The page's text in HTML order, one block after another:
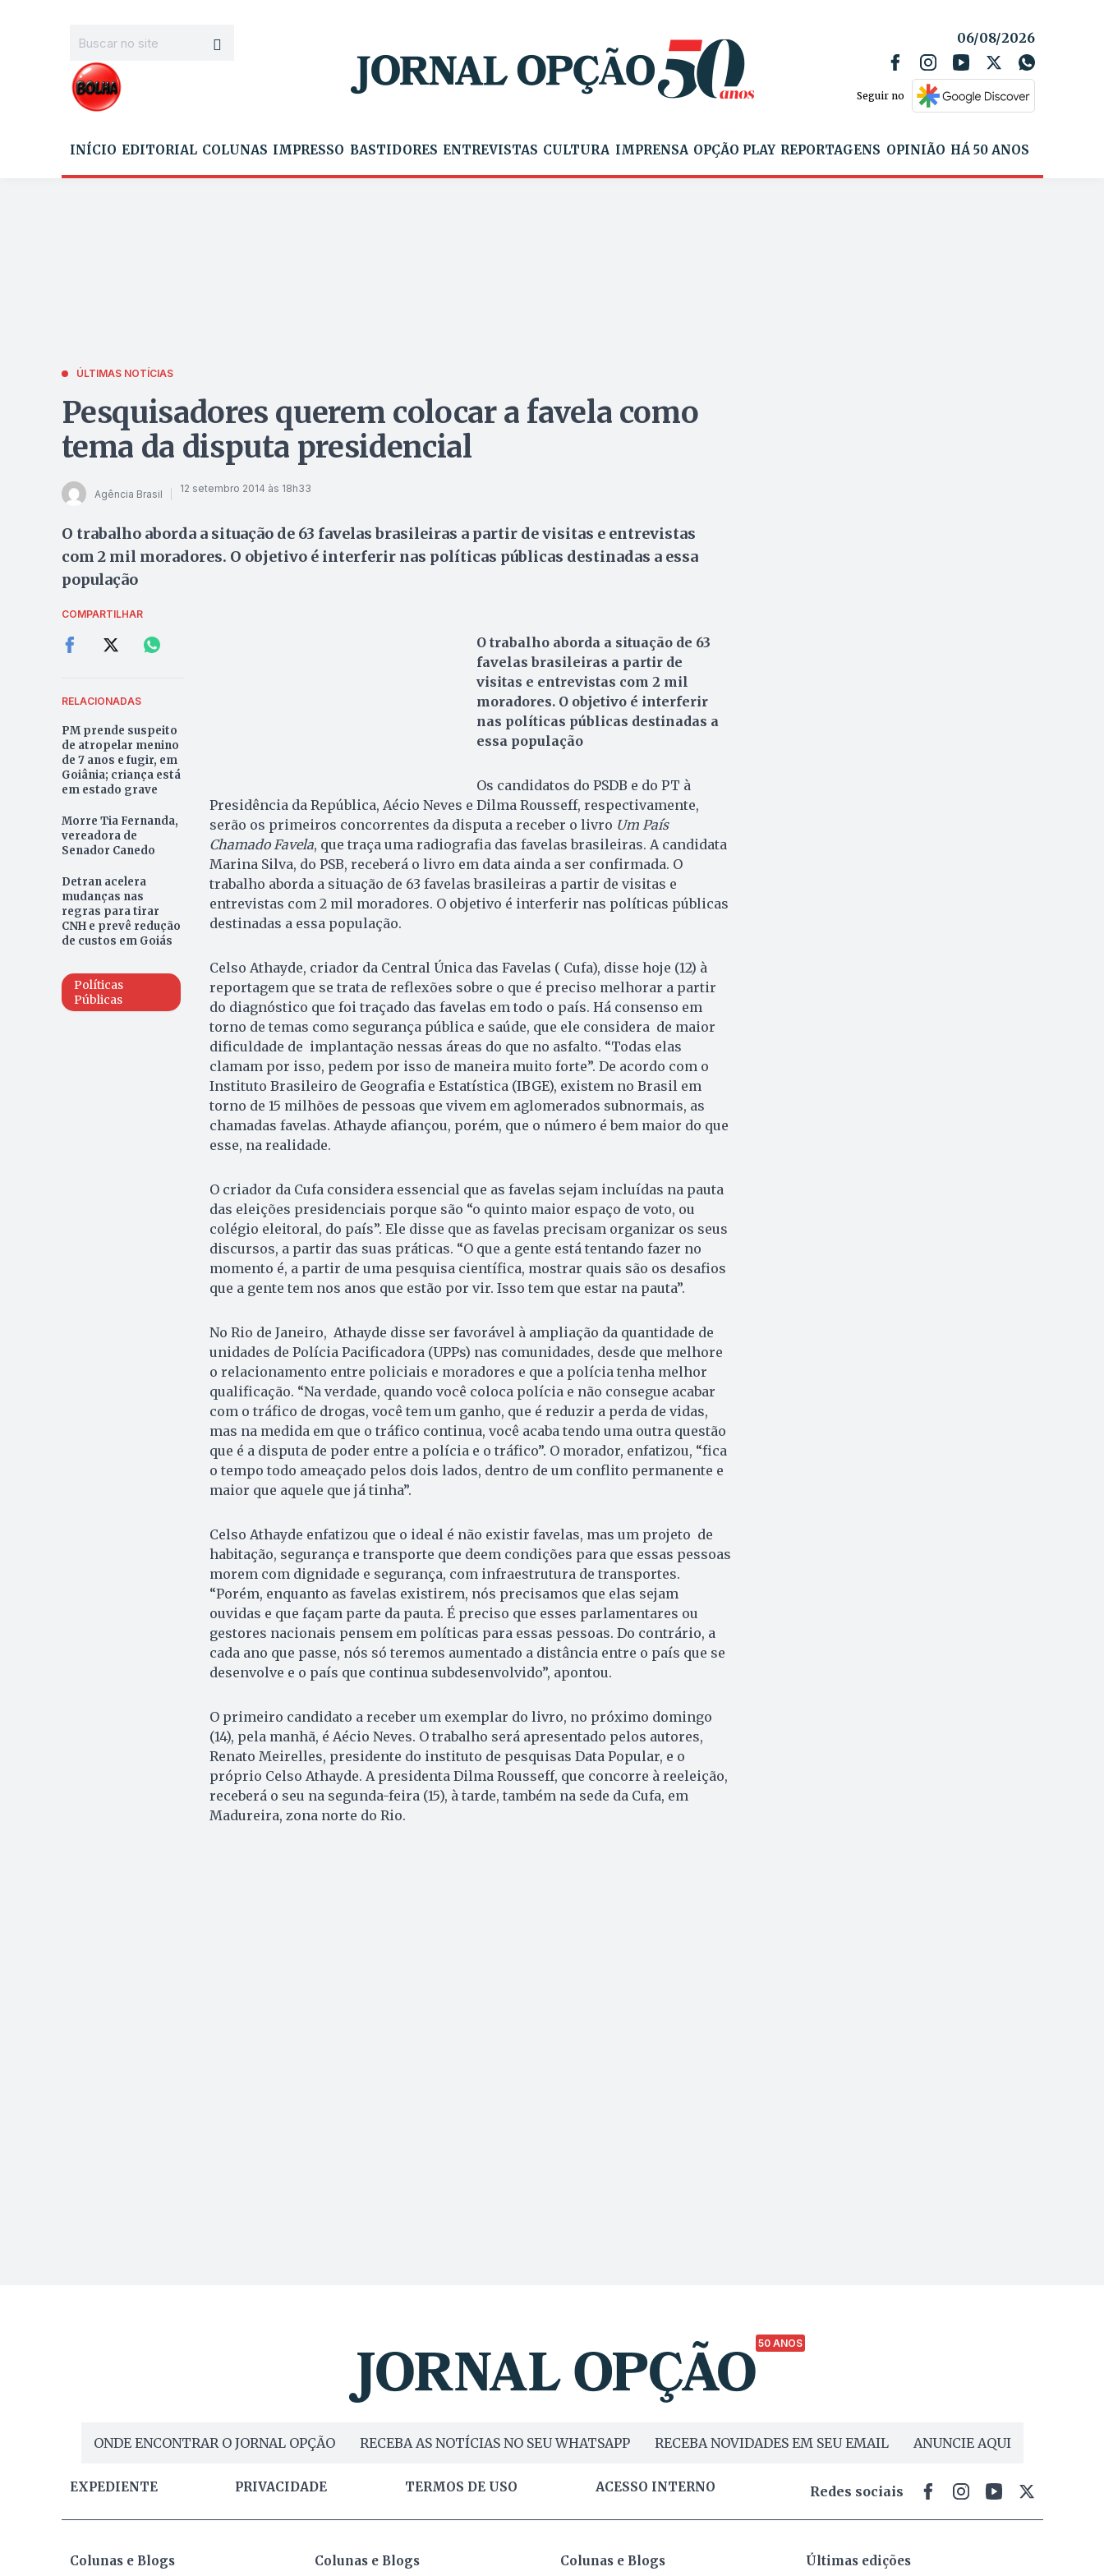
06/08/2026
Seguir no
INÍCIO EDITORIAL COLUNAS IMPRESSO BASTIDORES ENTREVISTAS CULTURA IMPRENSA OPÇÃO PLAY REPORTAGENS OPINIÃO HÁ 50 ANOS
ÚLTIMAS NOTÍCIAS
Pesquisadores querem colocar a favela como
tema da disputa presidencial
Agência Brasil 12 setembro 2014 às 18h33
O trabalho aborda a situação de 63 favelas brasileiras a partir de visitas e entrevistas
com 2 mil moradores. O objetivo é interferir nas políticas públicas destinadas a essa
população
COMPARTILHAR
RELACIONADAS
PM prende suspeito
de atropelar menino
de 7 anos e fugir, em
Goiânia; criança está
em estado grave
Morre Tia Fernanda,
vereadora de
Senador Canedo
Detran acelera
mudanças nas
regras para tirar
CNH e prevê redução
de custos em Goiás
Políticas
Públicas
O trabalho aborda a situação de 63
favelas brasileiras a partir de
visitas e entrevistas com 2 mil
moradores. O objetivo é interferir
nas políticas públicas destinadas a
essa população
Os candidatos do PSDB e do PT à
Presidência da República, Aécio Neves e Dilma Rousseff, respectivamente,
serão os primeiros concorrentes da disputa a receber o livro Um País
Chamado Favela, que traça uma radiografia das favelas brasileiras. A candidata
Marina Silva, do PSB, receberá o livro em data ainda a ser confirmada. O
trabalho aborda a situação de 63 favelas brasileiras a partir de visitas e
entrevistas com 2 mil moradores. O objetivo é interferir nas políticas públicas
destinadas a essa população.
Celso Athayde, criador da Central Única das Favelas ( Cufa), disse hoje (12) à
reportagem que se trata de reflexões sobre o que é preciso melhorar a partir
do diagnóstico que foi traçado das favelas em todo o país. Há consenso em
torno de temas como segurança pública e saúde, que ele considera de maior
dificuldade de implantação nessas áreas do que no asfalto. “Todas elas
clamam por isso, pedem por isso de maneira muito forte”. De acordo com o
Instituto Brasileiro de Geografia e Estatística (IBGE), existem no Brasil em
torno de 15 milhões de pessoas que vivem em aglomerados subnormais, as
chamadas favelas. Athayde afiançou, porém, que o número é bem maior do que
esse, na realidade.
O criador da Cufa considera essencial que as favelas sejam incluídas na pauta
das eleições presidenciais porque são “o quinto maior espaço de voto, ou
colégio eleitoral, do país”. Ele disse que as favelas precisam organizar os seus
discursos, a partir das suas práticas. “O que a gente está tentando fazer no
momento é, a partir de uma pesquisa científica, mostrar quais são os desafios
que a gente tem nos anos que estão por vir. Isso tem que estar na pauta”.
No Rio de Janeiro, Athayde disse ser favorável à ampliação da quantidade de
unidades de Polícia Pacificadora (UPPs) nas comunidades, desde que melhore
o relacionamento entre policiais e moradores e que a polícia tenha melhor
qualificação. “Na verdade, quando você coloca polícia e não consegue acabar
com o tráfico de drogas, você tem um ganho, que é reduzir a perda de vidas,
mas na medida em que o tráfico continua, você acaba tendo uma outra questão
que é a disputa de poder entre a polícia e o tráfico”. O morador, enfatizou, “fica
o tempo todo ameaçado pelos dois lados, dentro de um conflito permanente e
maior que aquele que já tinha”.
Celso Athayde enfatizou que o ideal é não existir favelas, mas um projeto de
habitação, segurança e transporte que deem condições para que essas pessoas
morem com dignidade e segurança, com infraestrutura de transportes.
“Porém, enquanto as favelas existirem, nós precisamos que elas sejam
ouvidas e que façam parte da pauta. É preciso que esses parlamentares ou
gestores nacionais pensem em políticas para essas pessoas. Do contrário, a
cada ano que passe, nós só teremos aumentado a distância entre o país que se
desenvolve e o país que continua subdesenvolvido”, apontou.
O primeiro candidato a receber um exemplar do livro, no próximo domingo
(14), pela manhã, é Aécio Neves. O trabalho será apresentado pelos autores,
Renato Meirelles, presidente do instituto de pesquisas Data Popular, e o
próprio Celso Athayde. A presidenta Dilma Rousseff, que concorre à reeleição,
receberá o seu na segunda-feira (15), à tarde, também na sede da Cufa, em
Madureira, zona norte do Rio.
50 ANOS
ONDE ENCONTRAR O JORNAL OPÇÃO RECEBA AS NOTÍCIAS NO SEU WHATSAPP RECEBA NOVIDADES EM SEU EMAIL ANUNCIE AQUI
EXPEDIENTE PRIVACIDADE TERMOS DE USO ACESSO INTERNO Redes sociais
Colunas e Blogs Colunas e Blogs Colunas e Blogs Últimas edições